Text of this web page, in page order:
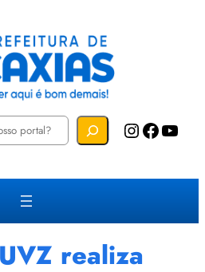
Instagram Facebook YouTube
realiza